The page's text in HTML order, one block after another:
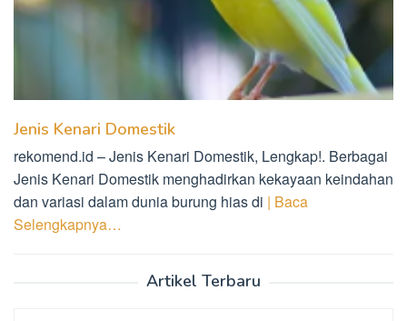
Jenis Kenari Domestik
rekomend.id – Jenis Kenari Domestik, Lengkap!. Berbagai
Jenis Kenari Domestik menghadirkan kekayaan keindahan
dan variasi dalam dunia burung hias di | Baca
Selengkapnya…
Artikel Terbaru